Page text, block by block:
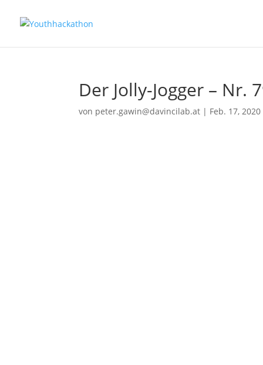
Der Jolly-Jogger – Nr.
von peter.gawin@davincilab.at | Feb. 17, 2020